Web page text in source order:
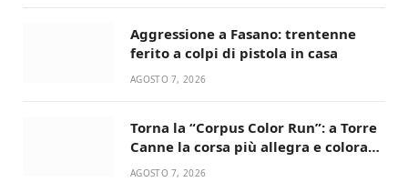
Aggressione a Fasano: trentenne
ferito a colpi di pistola in casa
AGOSTO 7, 2026
Torna la “Corpus Color Run”: a Torre
Canne la corsa più allegra e colorata
dell’estate!
AGOSTO 7, 2026